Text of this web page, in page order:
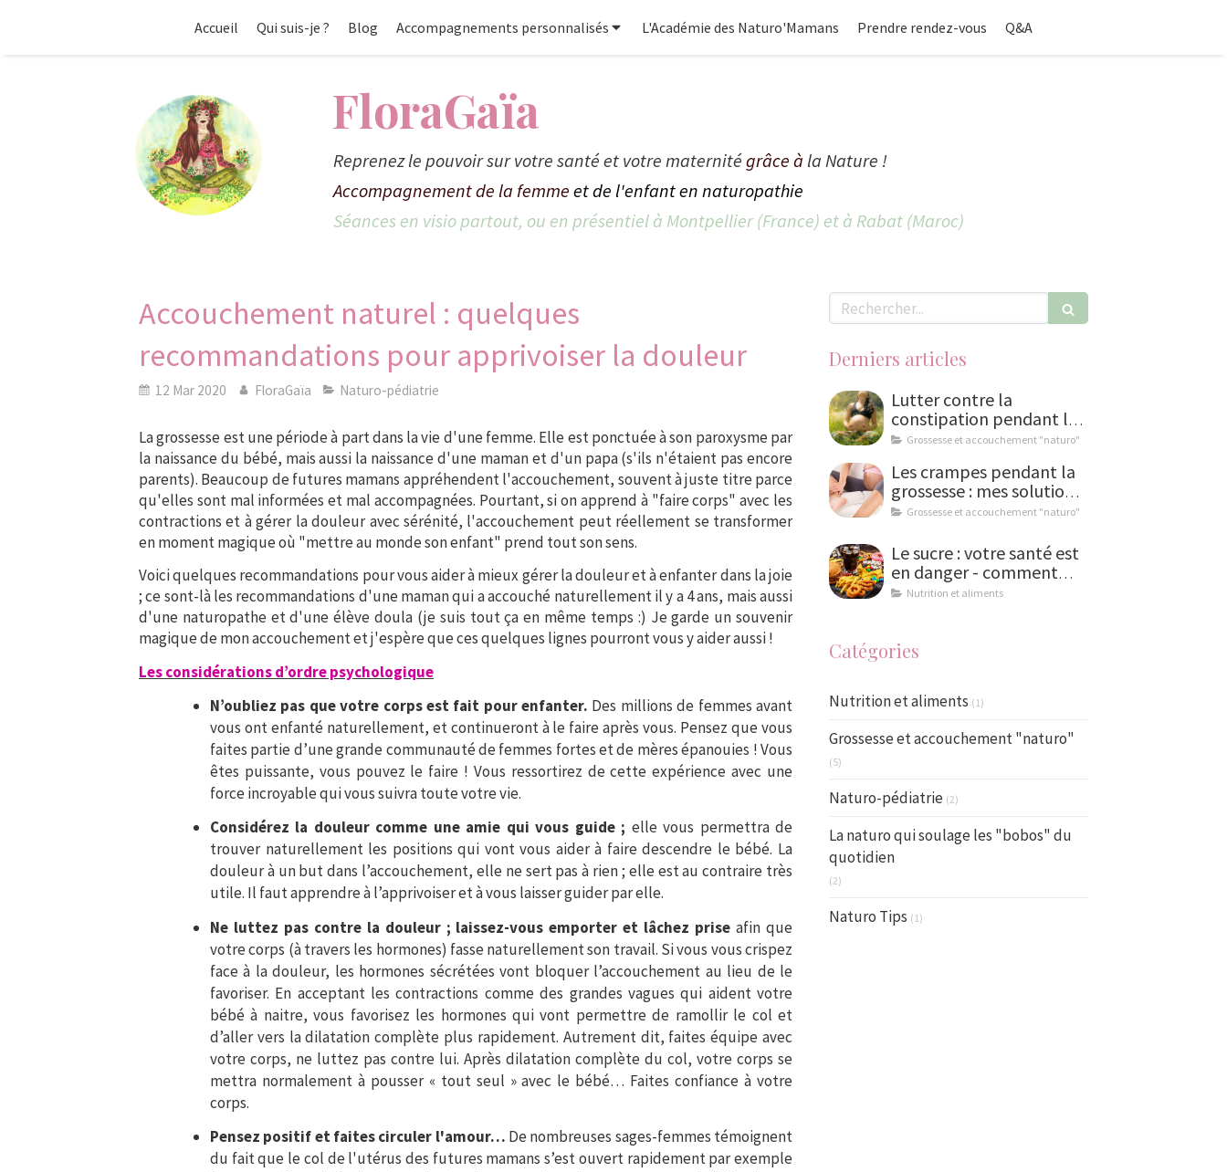
Accueil Qui suis-je ? Blog Accompagnements personnalisés L'Académie des Naturo'Mamans Prendre rendez-vous Q&A
FloraGaïa
Reprenez le pouvoir sur votre santé et votre maternitégrâce à la Nature !
Accompagnement de la femmeet de l'enfant en naturopathie
Séances en visio partout, ou en présentiel à Montpellier (France) et à Rabat (Maroc)
Accouchement naturel : quelques
recommandations pour apprivoiser la douleur
12 Mar 2020 FloraGaïa Naturo-pédiatrie
La grossesse est une période à part dans la vie d'une femme. Elle est ponctuée à son paroxysme par
la naissance du bébé, mais aussi la naissance d'une maman et d'un papa (s'ils n'étaient pas encore
parents). Beaucoup de futures mamans appréhendent l'accouchement, souvent à juste titre parce
qu'elles sont mal informées et mal accompagnées. Pourtant, si on apprend à "faire corps" avec les
contractions et à gérer la douleur avec sérénité, l'accouchement peut réellement se transformer
en moment magique où "mettre au monde son enfant" prend tout son sens.
Voici quelques recommandations pour vous aider à mieux gérer la douleur et à enfanter dans la joie
; ce sont-là les recommandations d'une maman qui a accouché naturellement il y a 4 ans, mais aussi
d'une naturopathe et d'une élève doula (je suis tout ça en même temps :) Je garde un souvenir
magique de mon accouchement et j'espère que ces quelques lignes pourront vous y aider aussi !
Les considérations d’ordre psychologique
N’oubliez pas que votre corps est fait pour enfanter. Des millions de femmes avant
vous ont enfanté naturellement, et continueront à le faire après vous. Pensez que vous
faites partie d’une grande communauté de femmes fortes et de mères épanouies ! Vous
êtes puissante, vous pouvez le faire ! Vous ressortirez de cette expérience avec une
force incroyable qui vous suivra toute votre vie.
Considérez la douleur comme une amie qui vous guide ; elle vous permettra de
trouver naturellement les positions qui vont vous aider à faire descendre le bébé. La
douleur à un but dans l’accouchement, elle ne sert pas à rien ; elle est au contraire très
utile. Il faut apprendre à l’apprivoiser et à vous laisser guider par elle.
Ne luttez pas contre la douleur ; laissez-vous emporter et lâchez prise afin que
votre corps (à travers les hormones) fasse naturellement son travail. Si vous vous crispez
face à la douleur, les hormones sécrétées vont bloquer l’accouchement au lieu de le
favoriser. En acceptant les contractions comme des grandes vagues qui aident votre
bébé à naitre, vous favorisez les hormones qui vont permettre de ramollir le col et
d’aller vers la dilatation complète plus rapidement. Autrement dit, faites équipe avec
votre corps, ne luttez pas contre lui. Après dilatation complète du col, votre corps se
mettra normalement à pousser « tout seul » avec le bébé… Faites confiance à votre
corps.
Pensez positif et faites circuler l'amour… De nombreuses sages-femmes témoignent
du fait que le col de l'utérus des futures mamans s’est ouvert rapidement par exemple
Rechercher
Derniers articles
Lutter contre la
constipation pendant la
grossesse : solutions
naturopathe
Grossesse et accouchement "naturo"
Les crampes pendant la
grossesse : mes solutions
naturelles
Grossesse et accouchement "naturo"
Le sucre : votre santé est
en danger - comment
limiter la casse ?
Nutrition et aliments
Catégories
Nutrition et aliments (1)
Grossesse et accouchement "naturo"
(5)
Naturo-pédiatrie (2)
La naturo qui soulage les "bobos" du
quotidien
(2)
Naturo Tips (1)